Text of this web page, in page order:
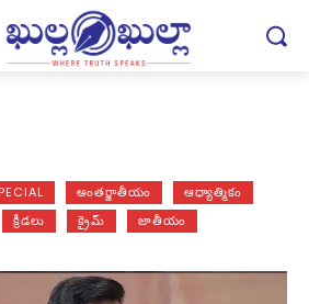
అంతర్జాతీయం
ఆధ్యాత్మికం
క్రీడలు క్రైమ్ జాతీయం